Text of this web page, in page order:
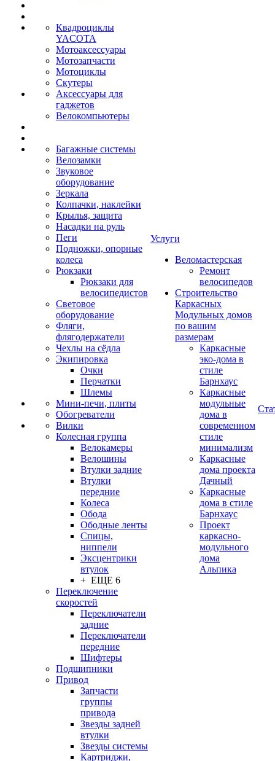
Квадроциклы
YACOTA
Мотоаксессуары
Мотозапчасти
Мотоциклы
Скутеры
Аксессуары для
гаджетов
Велокомпьютеры
Багажные системы
Велозамки
Звуковое
оборудование
Зеркала
Колпачки, наклейки
Крылья, защита
Насадки на руль
Пеги
Подножки, опорные
колеса
Рюкзаки
Рюкзаки для
велосипедистов
Световое
оборудование
Фляги,
флягодержатели
Чехлы на сёдла
Экипировка
Очки
Перчатки
Шлемы
Мини-печи, плиты
Обогреватели
Вилки
Колесная группа
Велокамеры
Велошины
Втулки задние
Втулки
передние
Колеса
Обода
Ободные ленты
Спицы,
ниппели
Эксцентрики
втулок
+ ЕЩЕ 6
Переключение
скоростей
Переключатели
задние
Переключатели
передние
Шифтеры
Подшипники
Привод
Запчасти
группы
привода
Звезды задней
втулки
Звезды системы
Картриджи,
Услуги
Веломастерская
Ремонт
велосипедов
Строительство
Каркасных
Модульных домов
по вашим
размерам
Каркасные
эко-дома в
стиле
Барнхаус
Каркасные
модульные
дома в
современном
стиле
минимализм
Каркасные
дома проекта
Дачный
Каркасные
дома в стиле
Барнхаус
Проект
каркасно-
модульного
дома
Альпика